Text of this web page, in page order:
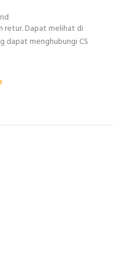
retur. Dapat melihat di
dapat menghubungi CS